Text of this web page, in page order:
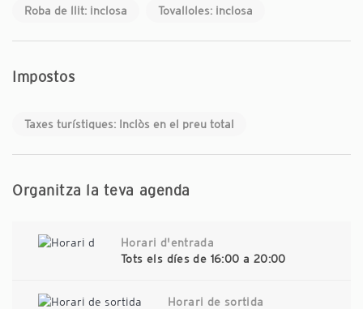
Roba de llit: inclosa Tovalloles: inclosa
Impostos
Taxes turístiques: Inclòs en el preu total
Organitza la teva agenda
Horari d'entrada
Tots els díes de 16:00 a 20:00
Horari de sortida